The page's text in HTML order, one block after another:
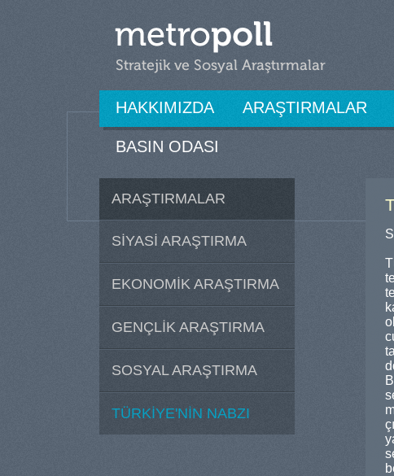
HAKKIMIZDA ARAŞTIRMALAR
BASIN ODASI
ARAŞTIRMALAR
SİYASİ ARAŞTIRMA
EKONOMİK ARAŞTIRMA
GENÇLİK ARAŞTIRMA
SOSYAL ARAŞTIRMA
TÜRKİYE'NİN NABZI